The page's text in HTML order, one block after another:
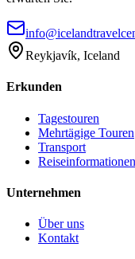
Reykjavík, Iceland
Erkunden
Tagestouren
Mehrtägige Touren
Transport
Reiseinformationen
Unternehmen
Über uns
Kontakt